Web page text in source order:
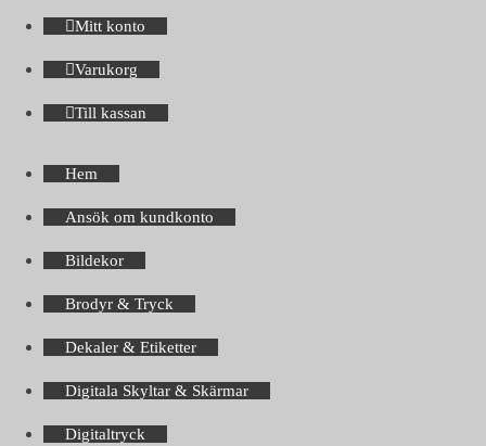
Mitt konto
Varukorg
Till kassan
Hem
Ansök om kundkonto
Bildekor
Brodyr & Tryck
Dekaler & Etiketter
Digitala Skyltar & Skärmar
Digitaltryck